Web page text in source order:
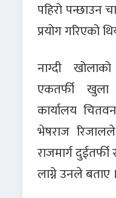
पहिरो पन्छाउन
प्रयोग गरिएको
नाग्दी
एकतर्फी खुला
कार्यालय
भेषराज
राजमार्ग
लाग्ने उनले बताए ।